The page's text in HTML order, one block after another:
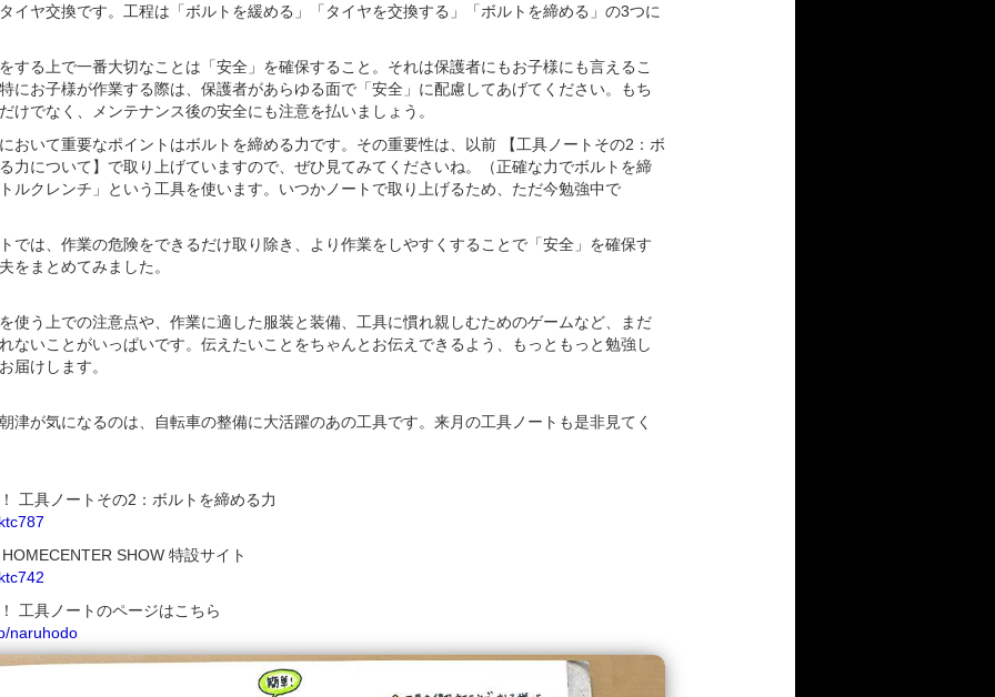
イヤ交換です。工程は「ボルトを緩める」「タイヤを交換する」「ボルトを締める」の3つに
する上で一番大切なことは「安全」を確保すること。それは保護者にもお子様にも言えるこ
にお子様が作業する際は、保護者があらゆる面で「安全」に配慮してあげてください。もち
けでなく、メンテナンス後の安全にも注意を払いましょう。
おいて重要なポイントはボルトを締める力です。その重要性は、以前 【工具ノートその2：ボ
力について】で取り上げていますので、ぜひ見てみてくださいね。（正確な力でボルトを締
ルクレンチ」という工具を使います。いつかノートで取り上げるため、ただ今勉強中で
では、作業の危険をできるだけ取り除き、より作業をしやすくすることで「安全」を確保す
をまとめてみました。
使う上での注意点や、作業に適した服装と装備、工具に慣れ親しむためのゲームなど、まだ
ないことがいっぱいです。伝えたいことをちゃんとお伝えできるよう、もっともっと勉強し
届けします。
津が気になるのは、自転車の整備に大活躍のあの工具です。来月の工具ノートも是非見てく
工具ノートその2：ボルトを締める力
SHOW 特設サイト
工具ノートのページはこちら
naruhodo